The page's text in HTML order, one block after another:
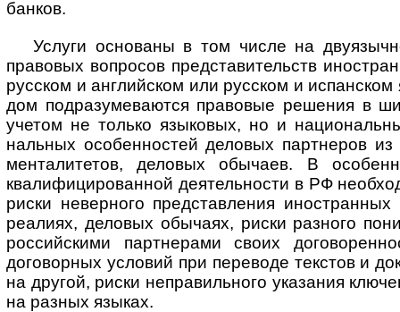
банков.
Услуги основаны в том числе на
пра­во­вых воп­ро­сов пред­ста­ви­тельств
рус­ском и анг­лий­ском или рус­ском и
дом под­разу­мева­ются пра­во­вые реше­ния в
уче­том не только язы­ковых, но и
наль­ных особен­ностей дело­вых парт­неров
мента­лите­тов, дело­вых обы­чаев. В
квали­фици­ро­ван­ной дея­тель­ности в РФ
риски невер­ного пред­став­ления
реа­лиях, дело­вых обы­чаях, риски раз­ного
рос­сий­скими парт­не­рами своих
дого­ворных усло­вий при пере­воде текс­тов и
на дру­гой, риски непра­виль­ного ука­за­ния
на раз­ных языках.